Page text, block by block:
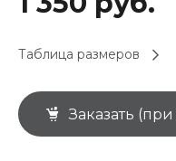
Таблица размеров
Заказать